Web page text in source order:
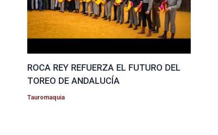
ROCA REY REFUERZA EL FUTURO DEL
TOREO DE ANDALUCÍA
Tauromaquia